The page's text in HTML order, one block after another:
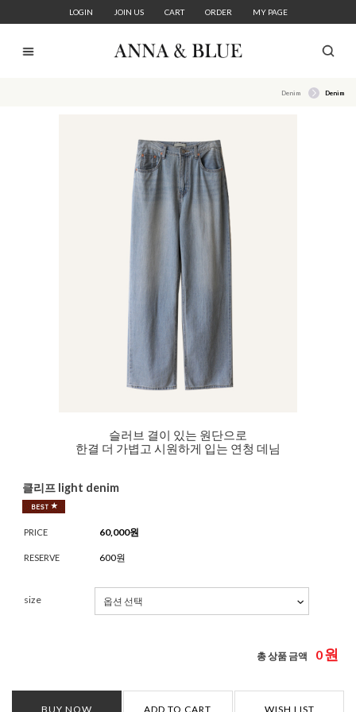
LOGIN JOIN US CART ORDER MY PAGE
Denim Denim
슬러브 결이 있는 원단으로
한결 더 가볍고 시원하게 입는 연청 데님
클리프 light denim
PRICE 60,000원
RESERVE 600원
size
총 상품 금액 0원
BUY NOW ADD TO CART WISH LIST